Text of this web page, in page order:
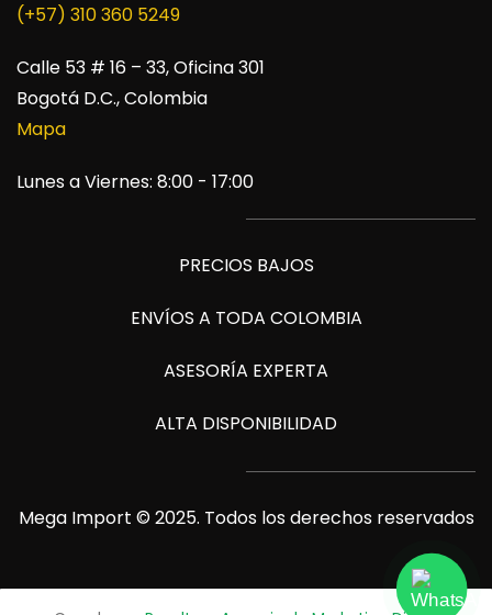
​(+57) 310 360 5249
Calle 53 # 16 – 33, Oficina 301
Bogotá D.C., Colombia
Mapa
Lunes a Viernes: 8:00 - 17:00
PRECIOS BAJOS
ENVÍOS A TODA COLOMBIA
ASESORÍA EXPERTA
ALTA DISPONIBILIDAD
Mega Import © 2025. Todos los derechos reservados